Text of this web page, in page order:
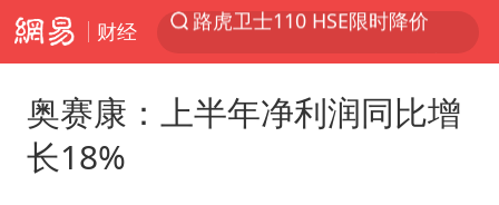
财经
上海鼓励居家办公
奥赛康：上半年净利润同比增
长18%